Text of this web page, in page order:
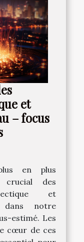
et
– focus
en plus
des
et
dans notre
estimé. Les
cœur de ces